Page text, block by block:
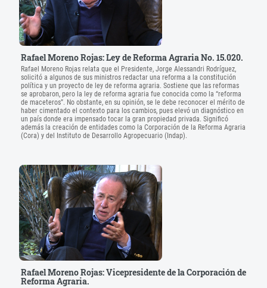
Rafael Moreno Rojas: Ley de Reforma Agraria No. 15.020.
Rafael Moreno Rojas relata que el Presidente, Jorge Alessandri Rodríguez,
solicitó a algunos de sus ministros redactar una reforma a la constitución
política y un proyecto de ley de reforma agraria. Sostiene que las reformas
se aprobaron, pero la ley de reforma agraria fue conocida como la “reforma
de maceteros”. No obstante, en su opinión, se le debe reconocer el mérito de
haber cimentado el contexto para los cambios, pues elevó un diagnóstico en
un país donde era impensado tocar la gran propiedad privada. Significó
además la creación de entidades como la Corporación de la Reforma Agraria
(Cora) y del Instituto de Desarrollo Agropecuario (Indap).
Rafael Moreno Rojas: Vicepresidente de la Corporación de
Reforma Agraria.